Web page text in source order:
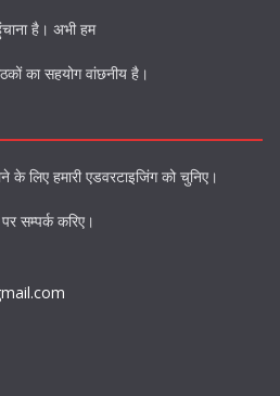
है। अभी हम
का सहयोग वांछनीय है।
लिए हमारी एडवरटाइजिंग को चुनिए।
सम्पर्क करिए।